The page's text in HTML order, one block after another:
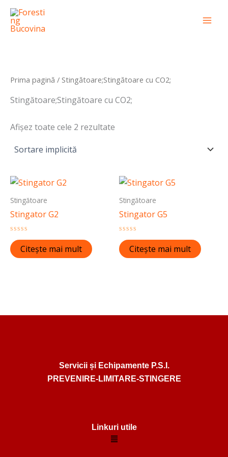
conținut
Skip
content
Prima pagină / Stingătoare;Stingătoare cu CO2;
Stingătoare;Stingătoare cu CO2;
Afișez toate cele 2 rezultate
Stingătoare
Stingator G2
Evaluat
la
0
din
Citește mai mult
Stingătoare
Stingator G5
Evaluat
la
0
din
Citește mai mult
Servicii și Echipamente P.S.I.
PREVENIRE-LIMITARE-STINGERE
Linkuri utile
Menu